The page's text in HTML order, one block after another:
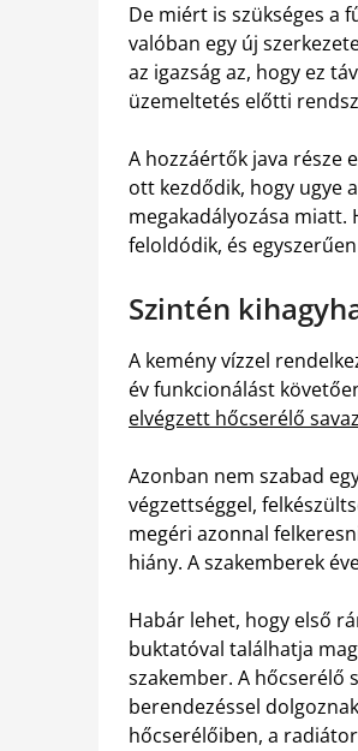
De miért is szükséges a
valóban egy új
az igazság az, hogy ez
üzemeltetés előtti
A hozzáértők java része
ott kezdődik, hogy ugye
megakadályozása miatt.
feloldódik, és
Szintén
A kemény vízzel
év funkcionálást
elvégzett hőcserélő
Azonban nem szabad
végzettséggel,
megéri azonnal
hiány. A szakemberek
Habár lehet, hogy első
buktatóval találhatja
szakember. A hőcserélő
berendezéssel
hőcserélőiben, a